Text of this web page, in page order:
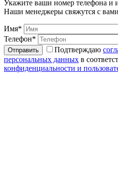
Укажите ваши номер телефона и
Наши менеджеры свяжутся с
Имя*
Телефон*
Подтверждаю
персональных данных в
конфиденциальности и